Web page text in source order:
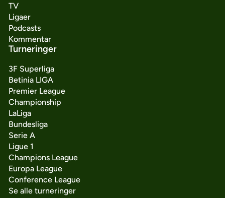
TV
Ligaer
Podcasts
Kommentar
Turneringer
3F Superliga
Betinia LIGA
Premier League
Championship
LaLiga
Bundesliga
Serie A
Ligue 1
Champions League
Europa League
Conference League
Se alle turneringer